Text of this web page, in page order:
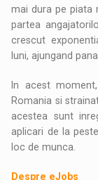
mai dura pe piata
partea
crescut
luni, ajungand
In acest
Romania si
acestea sunt
aplicari de la
loc de munca.
Despre eJobs